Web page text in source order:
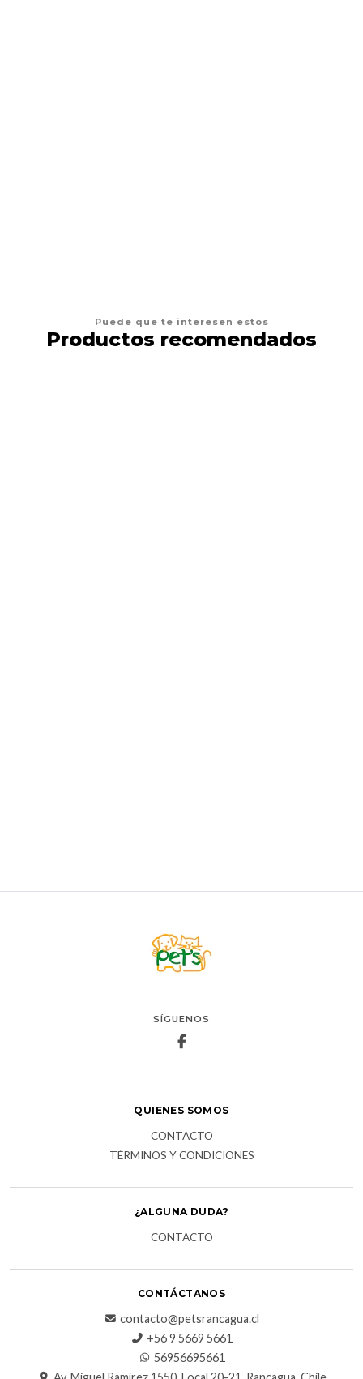
Puede que te interesen estos
Productos recomendados
SÍGUENOS
QUIENES SOMOS
CONTACTO
TÉRMINOS Y CONDICIONES
¿ALGUNA DUDA?
CONTACTO
CONTÁCTANOS
contacto@petsrancagua.cl
‪+56 9 5669 5661‬
56956695661‬